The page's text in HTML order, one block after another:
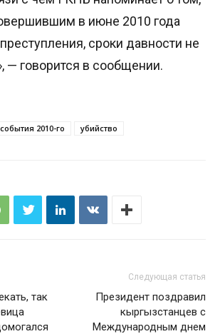
в июне 2010 года
сроки давности не
— говорится в сообщении.
2010-го убийство
так
Следующая статья
Президент поздравил
кыргызстанцев с
Международным днем